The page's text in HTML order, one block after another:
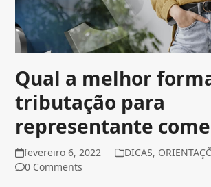
Qual a melhor
tributação para
representante
fevereiro 6, 2022 DICAS,
0 Comments